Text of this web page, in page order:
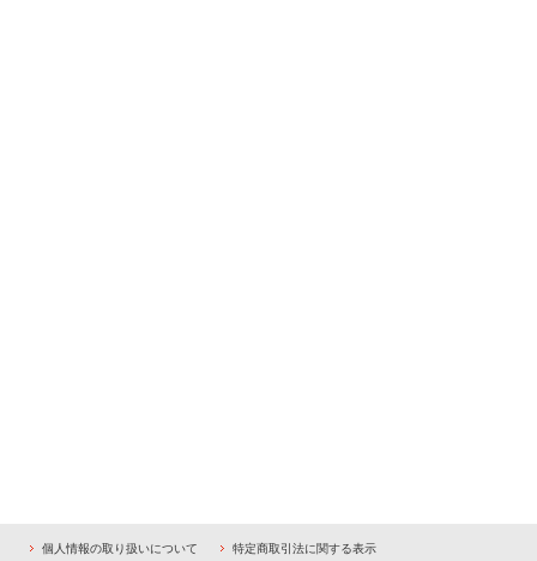
個人情報の取り扱いについて 特定商取引法に関する表示